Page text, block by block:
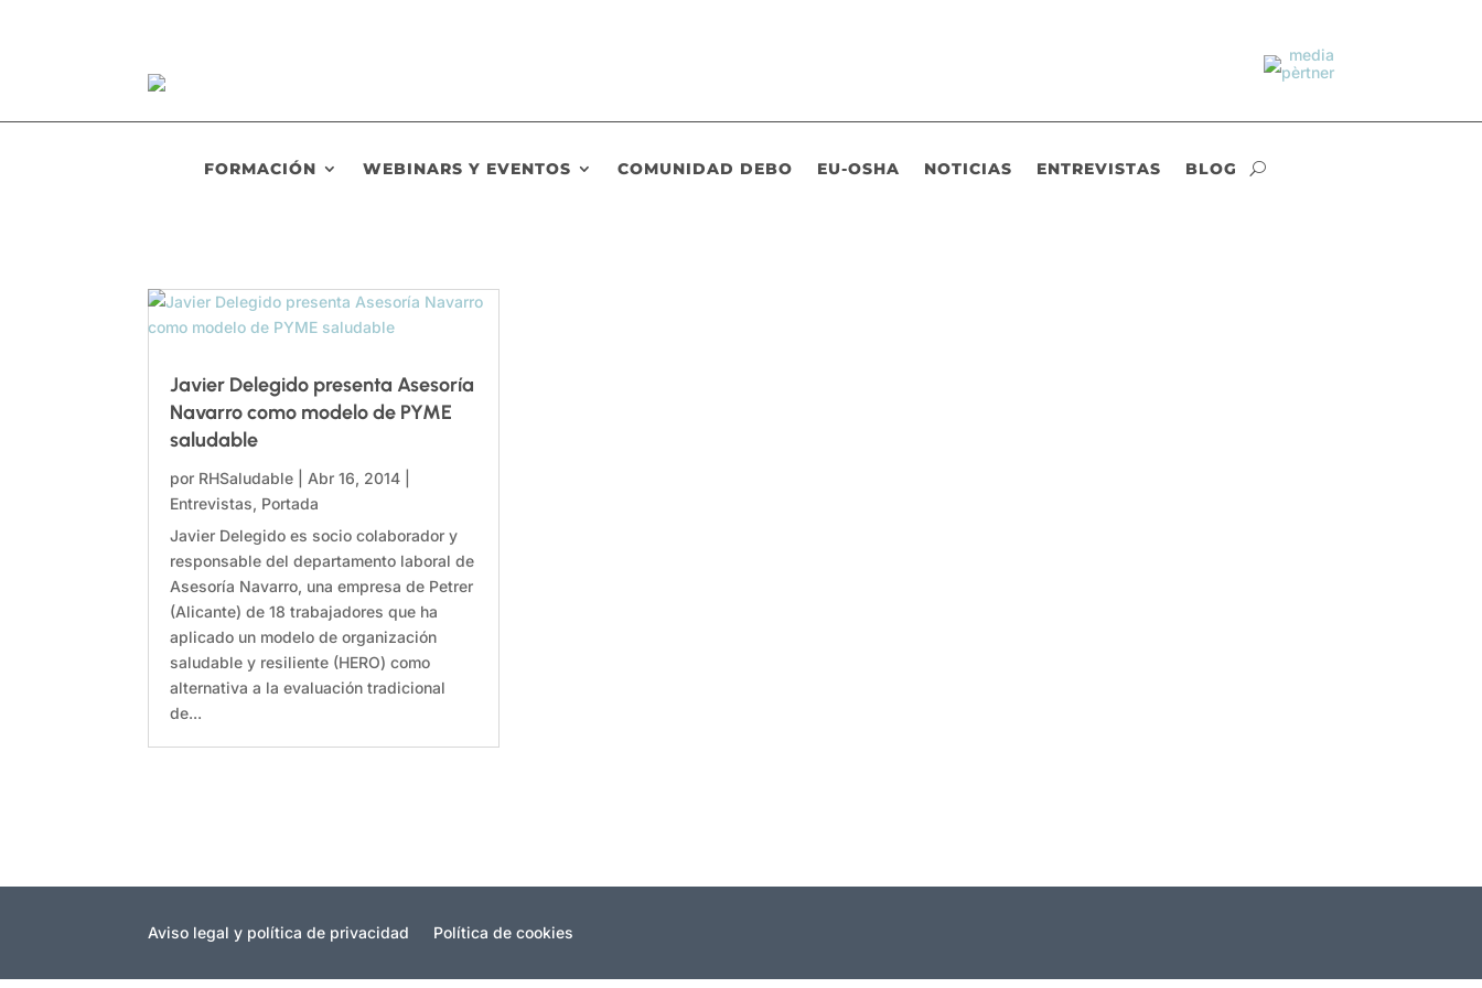
FORMACIÓN WEBINARS Y EVENTOS COMUNIDAD DEBO EU-OSHA NOTICIAS ENTREVISTAS BLOG
Javier Delegido presenta Asesoría
Navarro como modelo de PYME
saludable
por RHSaludable Abr 16, 2014
Entrevistas, Portada
Javier Delegido es socio colaborador y
responsable del departamento laboral de
Asesoría Navarro, una empresa de Petrer
(Alicante) de 18 trabajadores que ha
aplicado un modelo de organización
saludable y resiliente (HERO) como
alternativa a la evaluación tradicional
de...
Aviso legal y política de privacidad Política de cookies